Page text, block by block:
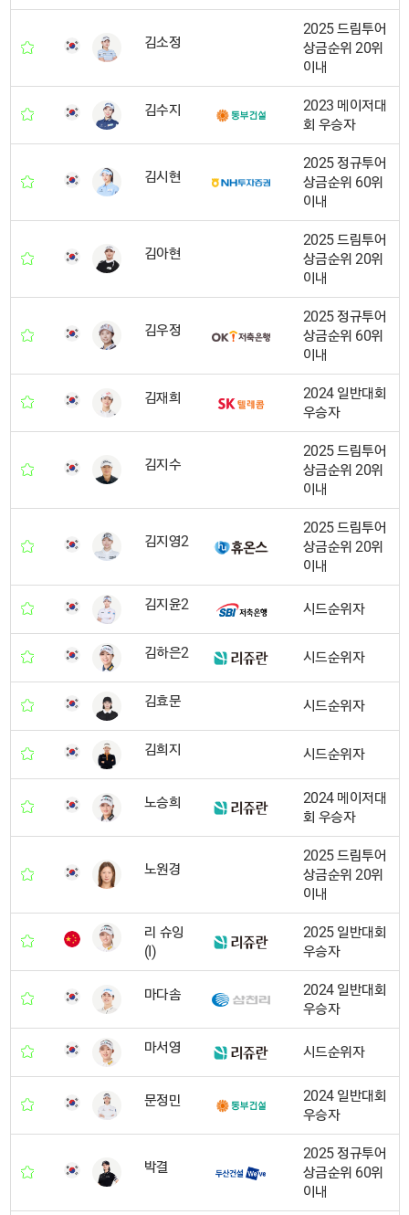
김소정
2025 드림투어
상금순위 20위
이내
김수지
2023 메이저대
회 우승자
김시현
2025 정규투어
상금순위 60위
이내
김아현
2025 드림투어
상금순위 20위
이내
김우정
2025 정규투어
상금순위 60위
이내
김재희
2024 일반대회
우승자
김지수
2025 드림투어
상금순위 20위
이내
김지영2
2025 드림투어
상금순위 20위
이내
김지윤2 시드순위자
김하은2 시드순위자
김효문 시드순위자
김희지 시드순위자
노승희
2024 메이저대
회 우승자
노원경
2025 드림투어
상금순위 20위
이내
리 슈잉
(I)
2025 일반대회
우승자
마다솜
2024 일반대회
우승자
마서영 시드순위자
문정민
2024 일반대회
우승자
박결
2025 정규투어
상금순위 60위
이내